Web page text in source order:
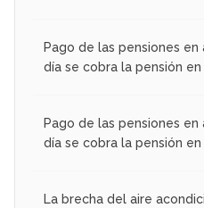
Pago de las pensiones
día se cobra la pensión
Pago de las pensiones
día se cobra la pensión en
La brecha del aire